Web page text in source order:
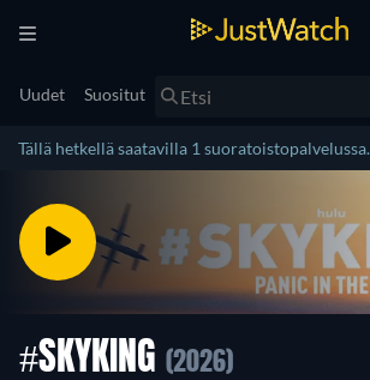
Uudet Suositut
Tällä hetkellä saatavilla 1 suoratoistopalvelussa.
#SKYKING (2026)